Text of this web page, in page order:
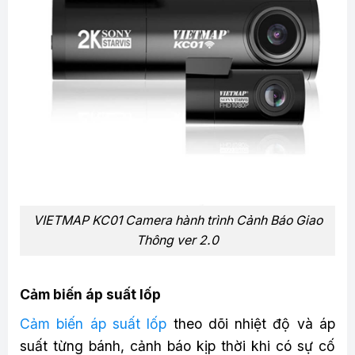
VIETMAP KC01 Camera hành trình Cảnh Báo Giao
Thông ver 2.0
Cảm biến áp suất lốp
Cảm biến áp suất lốp theo dõi nhiệt độ và áp
suất từng bánh, cảnh báo kịp thời khi có sự cố